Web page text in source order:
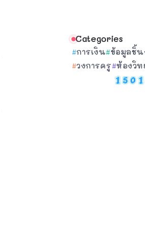
Categories
การเงิน ข้อมูลชิ้น
วงการครู ห้องวิ